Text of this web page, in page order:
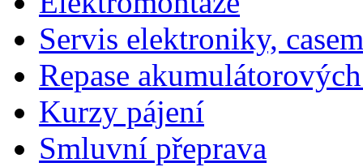
Servis elektroniky,
Repase
Kurzy pájení
Smluvní přeprava